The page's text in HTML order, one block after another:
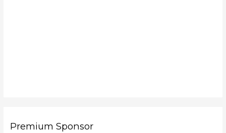
Premium Sponsor